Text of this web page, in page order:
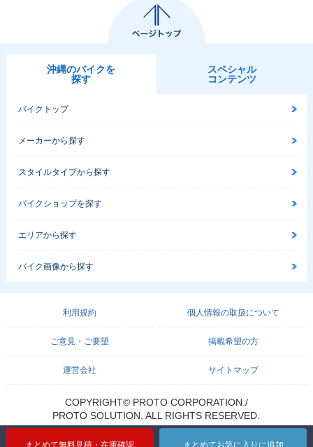
まとめて無料見積・在庫確認 まとめてお気に入りに追加
沖縄のバイクを
探す
スペシャル
コンテンツ
バイクトップ
メーカーから探す
スタイルタイプから探す
バイクショップを探す
エリアから探す
バイク画像から探す
利用規約 個人情報の取扱について
ご意見・ご要望 掲載希望の方
運営会社 サイトマップ
COPYRIGHT© PROTO CORPORATION./
PROTO SOLUTION. ALL RIGHTS RESERVED.